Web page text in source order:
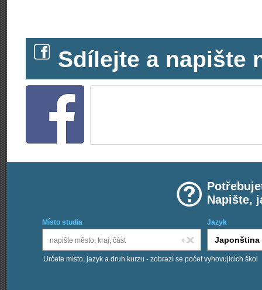
Sdílejte a napište
Napište,
Místo studia Jazyk
Určete místo, jazyk a druh kurzu - zobrazí se počet vyhovujících škol